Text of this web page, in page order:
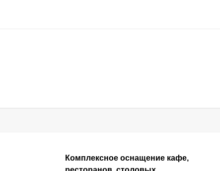
Комплексное оснащение кафе,